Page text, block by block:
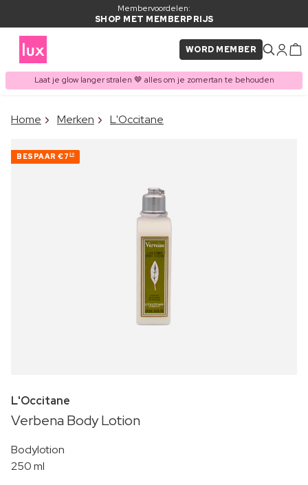
Membervoordelen:
SHOP MET MEMBERPRIJS
WORD MEMBER
Laat je glow langer stralen 🤎 alles om je zomertan te behouden
ITEM TOEGEVOEGD AAN
Home Merken L'Occitane
BESPAAR €7 20
L'Occitane
Verbena Body Lotion
Bodylotion
250 ml